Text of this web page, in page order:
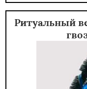
Ритуальный